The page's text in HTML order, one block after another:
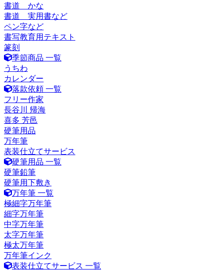
書道 かな
書道 実用書など
ペン字など
書写教育用テキスト
篆刻
季節商品 一覧
うちわ
カレンダー
落款依頼 一覧
フリー作家
長谷川 帰海
喜多 芳邑
硬筆用品
万年筆
表装仕立てサービス
硬筆用品 一覧
硬筆鉛筆
硬筆用下敷き
万年筆 一覧
極細字万年筆
細字万年筆
中字万年筆
太字万年筆
極太万年筆
万年筆インク
表装仕立てサービス 一覧